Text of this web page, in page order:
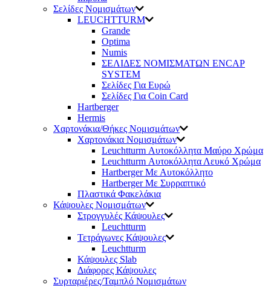
Σελίδες Νομισμάτων
LEUCHTTURM
Grande
Optima
Numis
ΣΕΛΙΔΕΣ ΝΟΜΙΣΜΑΤΩΝ ENCAP
SYSTEM
Σελίδες Για Ευρώ
Σελίδες Για Coin Card
Hartberger
Hermis
Χαρτονάκια/Θήκες Νομισμάτων
Χαρτονάκια Νομισμάτων
Leuchtturm Αυτοκόλλητα Μαύρο Χρώμα
Leuchtturm Αυτοκόλλητα Λευκό Χρώμα
Hartberger Με Αυτοκόλλητο
Hartberger Με Συρραπτικό
Πλαστικά Φακελάκια
Κάψουλες Νομισμάτων
Στρογγυλές Κάψουλες
Leuchtturm
Τετράγωνες Κάψουλες
Leuchtturm
Κάψουλες Slab
Διάφορες Κάψουλες
Συρταριέρες/Ταμπλό Νομισμάτων